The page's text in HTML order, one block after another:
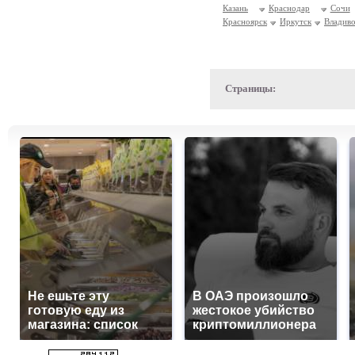
Казань Краснодар
Сочи
Красноярск
Иркутск
Страницы:
Не ешьте эту
готовую еду из
магазина: список
В ОАЭ произошло
жестокое убийство
криптомиллионера